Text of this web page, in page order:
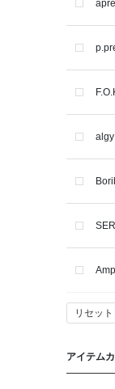
algy
BIT'Z
リセット
アイテム